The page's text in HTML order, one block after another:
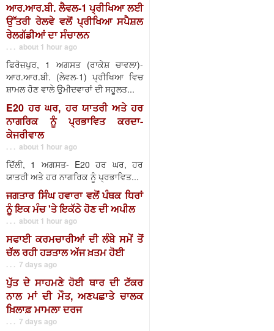
ਆਰ.ਆਰ.ਬੀ. ਲੈਵਲ-1 ਪ੍ਰੀਖਿਆ ਲਈ
ਉੱਤਰੀ ਰੇਲਵੇ ਵਲੋਂ ਪ੍ਰੀਖਿਆ ਸਪੈਸ਼ਲ
ਰੇਲਗੱਡੀਆਂ ਦਾ ਸੰਚਾਲਨ
. . . about 1 hour ago
ਫਿਰੋਜ਼ਪੁਰ, 1 ਅਗਸਤ (ਰਾਕੇਸ਼ ਚਾਵਲਾ)-
ਆਰ.ਆਰ.ਬੀ. (ਲੇਵਲ-1) ਪ੍ਰੀਖਿਆ ਵਿਚ
ਸ਼ਾਮਲ ਹੋਣ ਵਾਲੇ ਉਮੀਦਵਾਰਾਂ ਦੀ ਸਹੂਲਤ...
E20 ਹਰ ਘਰ, ਹਰ ਯਾਤਰੀ ਅਤੇ ਹਰ
ਨਾਗਰਿਕ ਨੂੰ ਪ੍ਰਭਾਵਿਤ ਕਰਦਾ-
ਕੇਜਰੀਵਾਲ
. . . about 1 hour ago
ਦਿੱਲੀ, 1 ਅਗਸਤ- E20 ਹਰ ਘਰ, ਹਰ
ਯਾਤਰੀ ਅਤੇ ਹਰ ਨਾਗਰਿਕ ਨੂੰ ਪ੍ਰਭਾਵਿਤ...
ਜਗਤਾਰ ਸਿੰਘ ਹਵਾਰਾ ਵਲੋਂ ਪੰਥਕ ਧਿਰਾਂ
ਨੂੰ ਇਕ ਮੰਚ 'ਤੇ ਇਕੱਠੇ ਹੋਣ ਦੀ ਅਪੀਲ
. . . about 1 hour ago
ਸਫਾਈ ਕਰਮਚਾਰੀਆਂ ਦੀ ਲੰਬੇ ਸਮੇਂ ਤੋਂ
ਚੱਲ ਰਹੀ ਹੜਤਾਲ ਅੱਜ ਖ਼ਤਮ ਹੋਈ
. . . 7 days ago
ਪੁੱਤ ਦੇ ਸਾਹਮਣੇ ਹੋਈ ਥਾਰ ਦੀ ਟੱਕਰ
ਨਾਲ ਮਾਂ ਦੀ ਮੌਤ, ਅਣਪਛਾਤੇ ਚਾਲਕ
ਖ਼ਿਲਾਫ਼ ਮਾਮਲਾ ਦਰਜ
. . . 7 days ago